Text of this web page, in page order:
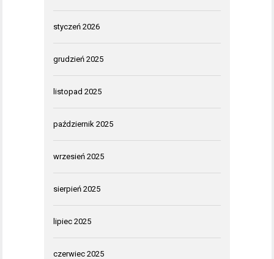
styczeń 2026
grudzień 2025
listopad 2025
październik 2025
wrzesień 2025
sierpień 2025
lipiec 2025
czerwiec 2025